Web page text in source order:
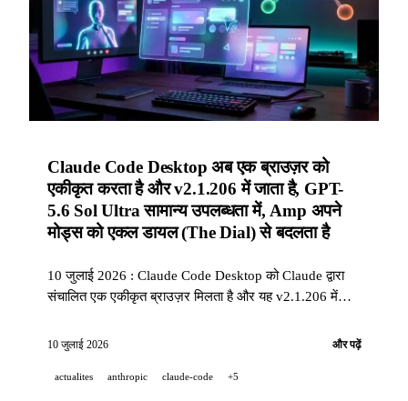
Claude Code Desktop अब एक ब्राउज़र को
एकीकृत करता है और v2.1.206 में जाता है, GPT-
5.6 Sol Ultra सामान्य उपलब्धता में, Amp अपने
मोड्स को एकल डायल (The Dial) से बदलता है
10 जुलाई 2026 : Claude Code Desktop को Claude द्वारा
संचालित एक एकीकृत ब्राउज़र मिलता है और यह v2.1.206 में
साथ सामान्य उपलब्धता में जाता है जिसकी स्वतंत्र रूप से पुष्टि नहीं
low/medium/high/ultra वाले एक डायल से बदलता है।
10 जुलाई 2026 और पढ़ें
actualites anthropic claude-code +5